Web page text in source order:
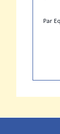
Par